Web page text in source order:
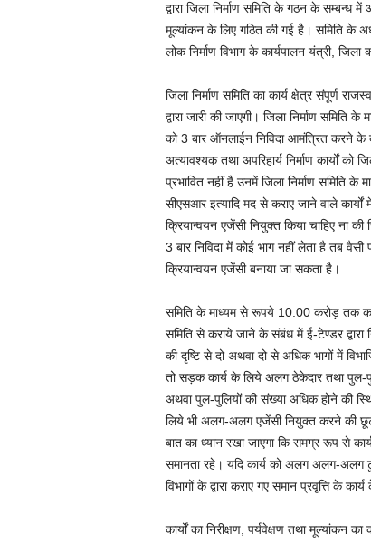
द्वारा जिला निर्माण समिति के गठन के सम्बन्ध
मूल्यांकन के लिए गठित की गई है। समिति के
लोक निर्माण विभाग के कार्यपालन यंत्री,
जिला निर्माण समिति का कार्य क्षेत्र संपूर्ण
द्वारा जारी की जाएगी। जिला निर्माण समिति
को 3 बार ऑनलाईन निविदा आमंत्रित करने के
अत्यावश्यक तथा अपरिहार्य निर्माण कार्यों
प्रभावित नहीं है उनमें जिला निर्माण समिति
सीएसआर इत्यादि मद से कराए जाने वाले
क्रियान्वयन एजेंसी नियुक्त किया चाहिए ना की
3 बार निविदा में कोई भाग नहीं लेता है तब वैसी
क्रियान्वयन एजेंसी बनाया जा सकता है।
समिति के माध्यम से रूपये 10.00 करोड़ तक का
समिति से कराये जाने के संबंध में ई-टेण्डर द्वारा
की दृष्टि से दो अथवा दो से अधिक भागों में
तो सड़क कार्य के लिये अलग ठेकेदार तथा
अथवा पुल-पुलियों की संख्या अधिक होने की
लिये भी अलग-अलग एजेंसी नियुक्त करने की छूट
बात का ध्यान रखा जाएगा कि समग्र रूप से
समानता रहे। यदि कार्य को अलग अलग-अलग
विभागों के द्वारा कराए गए समान प्रवृत्ति के
कार्यों का निरीक्षण, पर्यवेक्षण तथा मूल्यांकन का